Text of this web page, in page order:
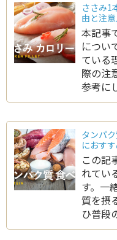
ささみ1
由と注
本記事
につい
ている
際の注
参考に
タンパ
におす
この記
れてい
す。一
質を摂
ひ普段